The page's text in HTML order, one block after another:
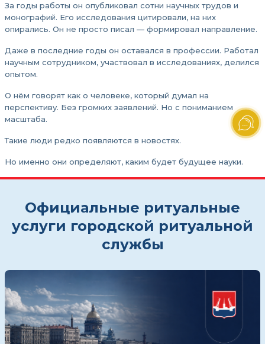
За годы работы он опубликовал сотни научных трудов и
монографий. Его исследования цитировали, на них
опирались. Он не просто писал — формировал направление.
Даже в последние годы он оставался в профессии. Работал
научным сотрудником, участвовал в исследованиях, делился
опытом.
О нём говорят как о человеке, который думал на
перспективу. Без громких заявлений. Но с пониманием
масштаба.
Такие люди редко появляются в новостях.
Но именно они определяют, каким будет будущее науки.
Официальные ритуальные
услуги городской ритуальной
службы